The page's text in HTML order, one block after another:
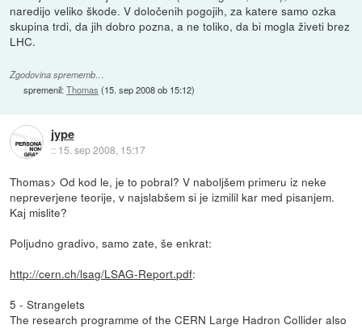
naredijo veliko škode. V določenih pogojih, za katere samo ozka
skupina trdi, da jih dobro pozna, a ne toliko, da bi mogla živeti brez
LHC.
Zgodovina sprememb…
spremenil:Thomas (15. sep 2008 ob 15:12)
jype
:: 15. sep 2008, 15:17
Thomas> Od kod le, je to pobral? V naboljšem primeru iz neke
nepreverjene teorije, v najslabšem si je izmilil kar med pisanjem.
Kaj mislite?
Poljudno gradivo, samo zate, še enkrat:
http://cern.ch/lsag/LSAG-Report.pdf:
5 - Strangelets
The research programme of the CERN Large Hadron Collider also